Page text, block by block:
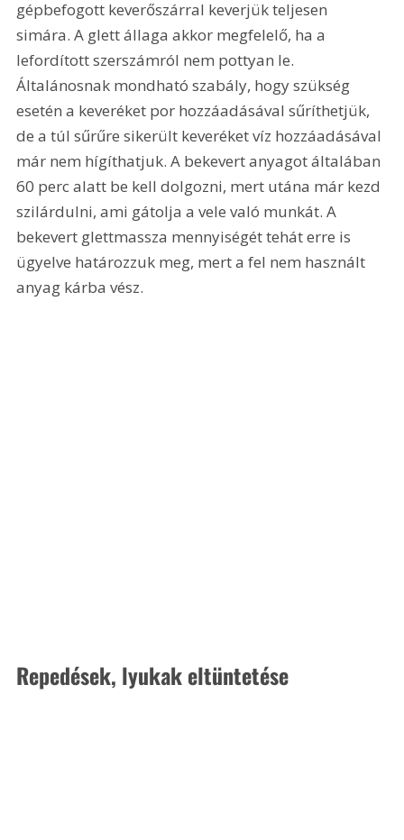
gépbefogott keverőszárral keverjük teljesen
simára. A glett állaga akkor megfelelő, ha a
lefordított szerszámról nem pottyan le.
Általánosnak mondható szabály, hogy szükség
esetén a keveréket por hozzáadásával sűríthetjük,
de a túl sűrűre sikerült keveréket víz hozzáadásával
már nem hígíthatjuk. A bekevert anyagot általában
60 perc alatt be kell dolgozni, mert utána már kezd
szilárdulni, ami gátolja a vele való munkát. A
bekevert glettmassza mennyiségét tehát erre is
ügyelve határozzuk meg, mert a fel nem használt
anyag kárba vész.
Repedések, lyukak eltüntetése